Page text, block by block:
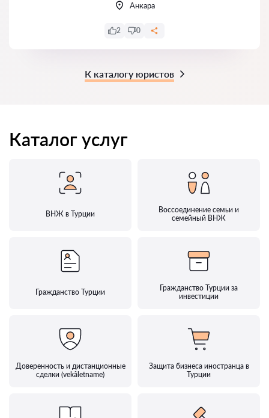
Анкара
2 0
К каталогу юристов
Каталог услуг
ВНЖ в Турции
Воссоединение семьи и
семейный ВНЖ
Гражданство Турции
Гражданство Турции за
инвестиции
Доверенность и дистанционные
сделки (vekâletname)
Защита бизнеса иностранца в
Турции